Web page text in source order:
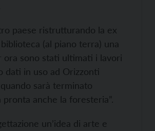
paese ristrutturando la ex
(al piano terra) una
ora sono stati ultimati i lavori
dati in uso ad Orizzonti
sarà terminato
anche la foresteria”.
un’idea di arte e